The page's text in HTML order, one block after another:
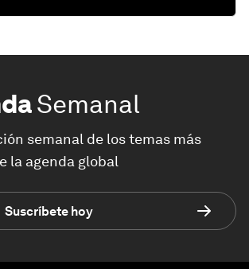
Semanal
semanal de los temas más
la agenda global
Suscríbete hoy